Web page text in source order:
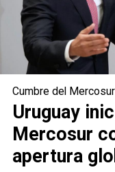
Cumbre del
Uruguay
Mercosur
apertura